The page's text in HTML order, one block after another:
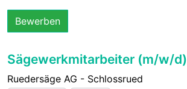
Bewerben
Sägewerkmitarbeiter (m/w/d)
Ruedersäge AG - Schlossrued